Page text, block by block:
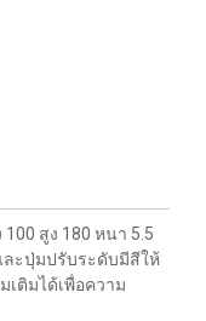
สูง 180 หนา 5.5
ละปุ่มปรับระดับมีสีให้
เติมได้เพื่อความ